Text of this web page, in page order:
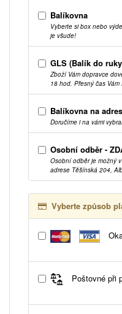
Balíkovna
Vyberte si box nebo
je všude!
GLS (Balík do
Zboží Vám dopravce
18 hod. Přesný čas
Balíkovna na
Doručíme i na vámi
Osobní odběr -
Osobní odběr je možný
adrese Těšínská 204,
Vyberte způsob
Poštovné při